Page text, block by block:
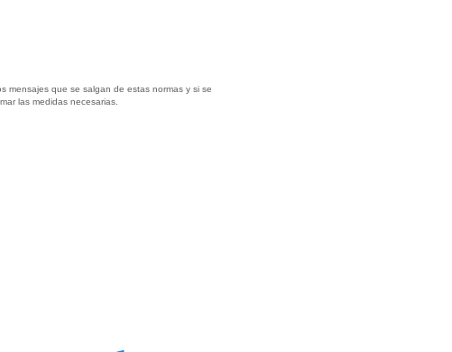
mensajes que se salgan de estas normas y si se
las medidas necesarias.